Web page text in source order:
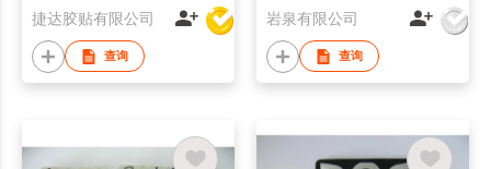
捷达胶贴有限公司
查询
岩泉有限公司
查询